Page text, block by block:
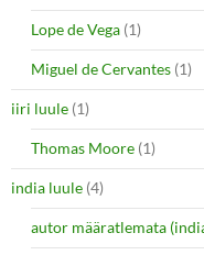
Lope de Vega (1)
Miguel de Cervantes (1)
iiri luule (1)
Thomas Moore (1)
india luule (4)
autor määratlemata